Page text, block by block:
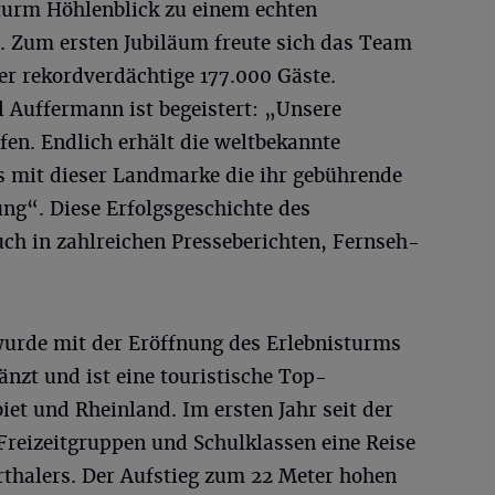
Höhlenblick zu einem echten
Zum ersten Jubiläum freute sich das Team
rekordverdächtige 177.000 Gäste.
ist begeistert: „Unsere
Endlich erhält die weltbekannte
mit dieser Landmarke die ihr gebührende
Diese Erfolgsgeschichte des
in zahlreichen Presseberichten, Fernseh-
mit der Eröffnung des Erlebnisturms
und ist eine touristische Top-
und Rheinland. Im ersten Jahr seit der
und Schulklassen eine Reise
Der Aufstieg zum 22 Meter hohen